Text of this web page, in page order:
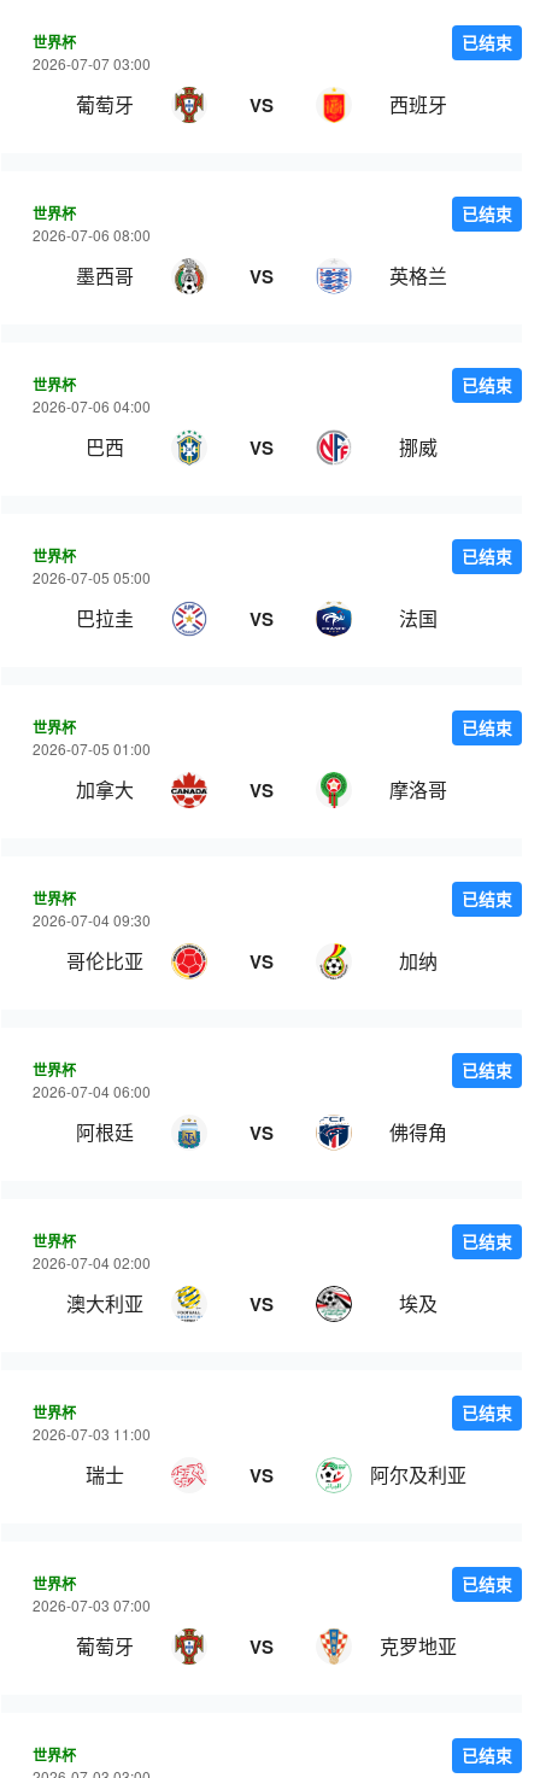
世界杯
2026-07-07 03:00
葡萄牙 VS 西班牙
已结束
世界杯
2026-07-06 08:00
墨西哥 VS 英格兰
已结束
世界杯
2026-07-06 04:00
巴西 VS 挪威
已结束
世界杯
2026-07-05 05:00
巴拉圭 VS 法国
已结束
世界杯
2026-07-05 01:00
加拿大 VS 摩洛哥
已结束
世界杯
2026-07-04 09:30
哥伦比亚 VS 加纳
已结束
世界杯
2026-07-04 06:00
阿根廷 VS 佛得角
已结束
世界杯
2026-07-04 02:00
澳大利亚 VS 埃及
已结束
世界杯
2026-07-03 11:00
瑞士 VS 阿尔及利亚
已结束
世界杯
2026-07-03 07:00
葡萄牙 VS 克罗地亚
已结束
世界杯 已结束